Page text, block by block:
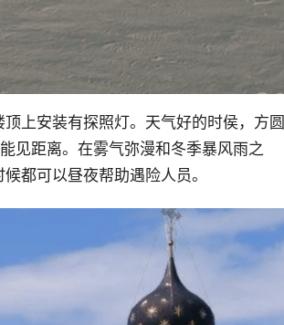
上安装有探照灯。天气好的时侯，方圆
见距离。在雾气弥漫和冬季暴风雨之
都可以昼夜帮助遇险人员。